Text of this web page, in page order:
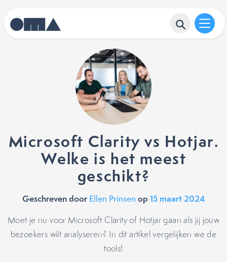
Microsoft Clarity vs Hotjar.
Welke is het meest
geschikt?
Geschreven door Ellen Prinsen op 15 maart 2024
Moet je nu voor Microsoft Clarity of Hotjar gaan als jij jouw
bezoekers wilt analyseren? In dit artikel vergelijken we de
tools!